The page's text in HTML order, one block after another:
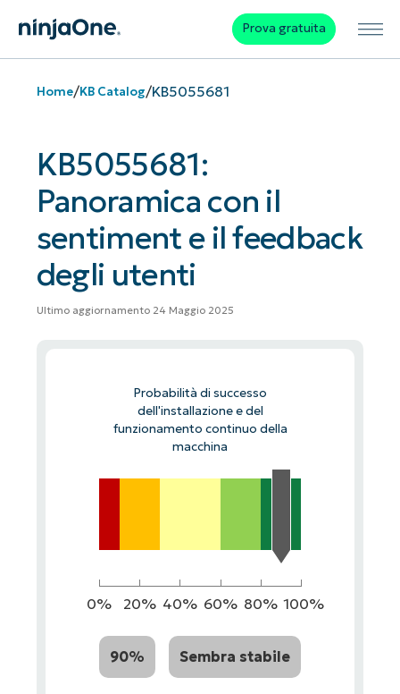
Prova gratuita
Home/KB Catalog/KB5055681
KB5055681:
Panoramica con il
sentiment e il feedback
degli utenti
Ultimo aggiornamento 24 Maggio 2025
Probabilità di successo
dell'installazione e del
funzionamento continuo della
macchina
0% 20% 40% 60% 80% 100%
90% Sembra stabile